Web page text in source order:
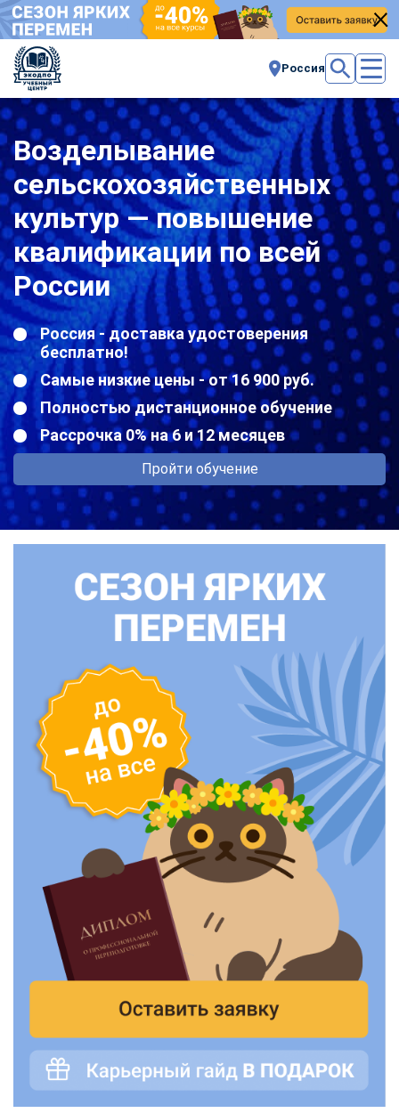
Россия
Возделывание
сельскохозяйственных
культур — повышение
квалификации по всей
России
Россия - доставка удостоверения
бесплатно!
Самые низкие цены - от 16 900 руб.
Полностью дистанционное обучение
Рассрочка 0% на 6 и 12 месяцев
Пройти обучение